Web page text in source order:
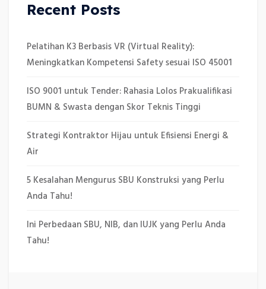
Recent Posts
Pelatihan K3 Berbasis VR (Virtual Reality):
Meningkatkan Kompetensi Safety sesuai ISO 45001
ISO 9001 untuk Tender: Rahasia Lolos Prakualifikasi
BUMN & Swasta dengan Skor Teknis Tinggi
Strategi Kontraktor Hijau untuk Efisiensi Energi &
Air
5 Kesalahan Mengurus SBU Konstruksi yang Perlu
Anda Tahu!
Ini Perbedaan SBU, NIB, dan IUJK yang Perlu Anda
Tahu!